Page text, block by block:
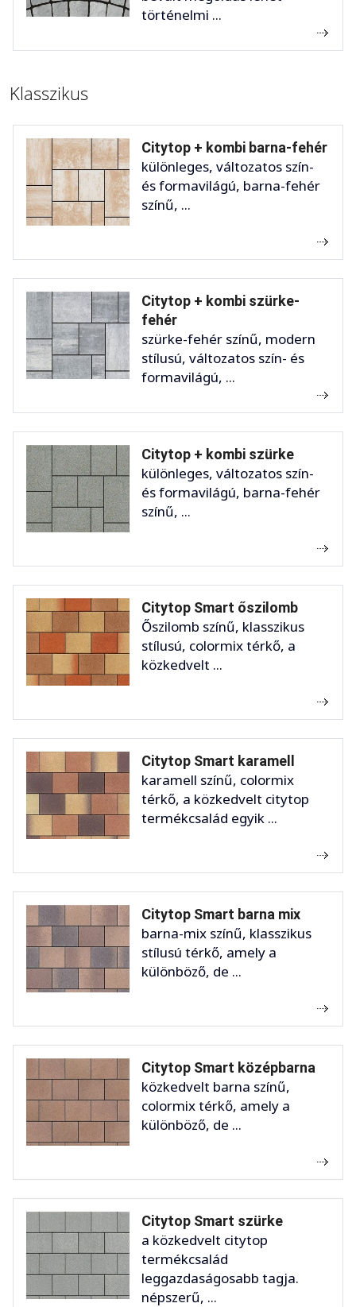
történelmi ...
Klasszikus
Citytop + kombi barna-fehér
különleges, változatos szín-
és formavilágú, barna-fehér
színű, ...
Citytop + kombi szürke-
fehér
szürke-fehér színű, modern
stílusú, változatos szín- és
formavilágú, ...
Citytop + kombi szürke
különleges, változatos szín-
és formavilágú, barna-fehér
színű, ...
Citytop Smart őszilomb
Őszilomb színű, klasszikus
stílusú, colormix térkő, a
közkedvelt ...
Citytop Smart karamell
karamell színű, colormix
térkő, a közkedvelt citytop
termékcsalád egyik ...
Citytop Smart barna mix
barna-mix színű, klasszikus
stílusú térkő, amely a
különböző, de ...
Citytop Smart középbarna
közkedvelt barna színű,
colormix térkő, amely a
különböző, de ...
Citytop Smart szürke
a közkedvelt citytop
termékcsalád
leggazdaságosabb tagja.
népszerű, ...